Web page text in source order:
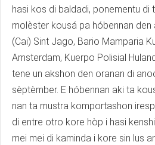
hasi kos di baldadi, ponementu di
molèster kousá pa hóbennan
(Cai) Sint Jago, Bario Mamparia
Amsterdam, Kuerpo Polisial
tene un akshon den oranan di
sèptèmber. E hóbennan aki ta
nan ta mustra komportashon
di entre otro kore hòp i hasi
mei mei di kaminda i kore sin lus